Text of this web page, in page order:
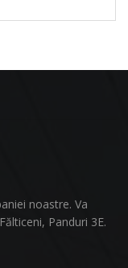
noastre. Va
Panduri 3E.